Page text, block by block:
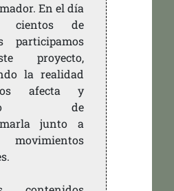
En el día
cientos de
participamos
proyecto,
la realidad
afecta y
de
junto a